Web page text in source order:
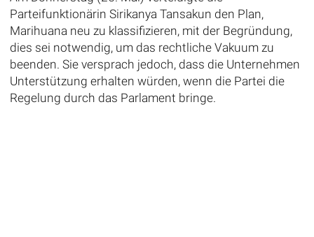
Parteifunktionärin Sirikanya Tansakun den Plan,
Marihuana neu zu klassifizieren, mit der Begründung,
dies sei notwendig, um das rechtliche Vakuum zu
beenden. Sie versprach jedoch, dass die Unternehmen
Unterstützung erhalten würden, wenn die Partei die
Regelung durch das Parlament bringe.